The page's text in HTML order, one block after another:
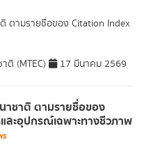
ตามรายชื่อของ Citation Index
ติ (MTEC) 17 มีนาคม 2569
าชาติ ตามรายชื่อของ
ละอุปกรณ์เฉพาะทางชีวภาพ